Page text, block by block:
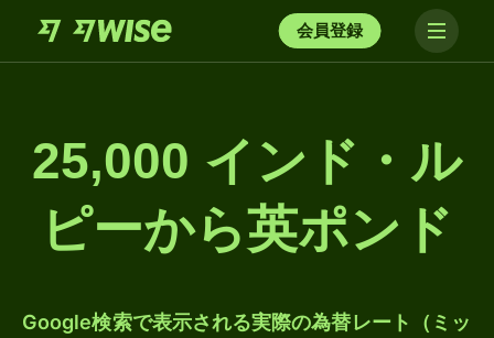
会員登録
25,000 インド・ル
ピーから英ポンド
Google検索で表示される実際の為替レート（ミッ